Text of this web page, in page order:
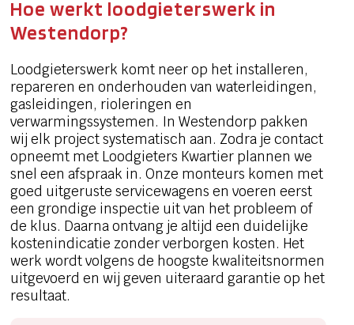
Hoe werkt loodgieterswerk in
Westendorp?
Loodgieterswerk komt neer op het installeren,
repareren en onderhouden van waterleidingen,
gasleidingen, rioleringen en
verwarmingssystemen. In Westendorp pakken
wij elk project systematisch aan. Zodra je contact
opneemt met Loodgieters Kwartier plannen we
snel een afspraak in. Onze monteurs komen met
goed uitgeruste servicewagens en voeren eerst
een grondige inspectie uit van het probleem of
de klus. Daarna ontvang je altijd een duidelijke
kostenindicatie zonder verborgen kosten. Het
werk wordt volgens de hoogste kwaliteitsnormen
uitgevoerd en wij geven uiteraard garantie op het
resultaat.